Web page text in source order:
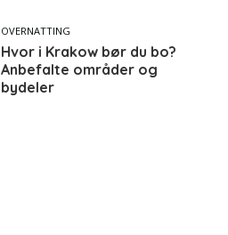
OVERNATTING
Hvor i Krakow bør du bo?
Anbefalte områder og
bydeler